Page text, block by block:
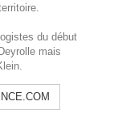
du début
mais